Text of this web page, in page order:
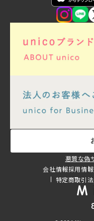
悪質な偽
会社情報採用情報
特定商取引